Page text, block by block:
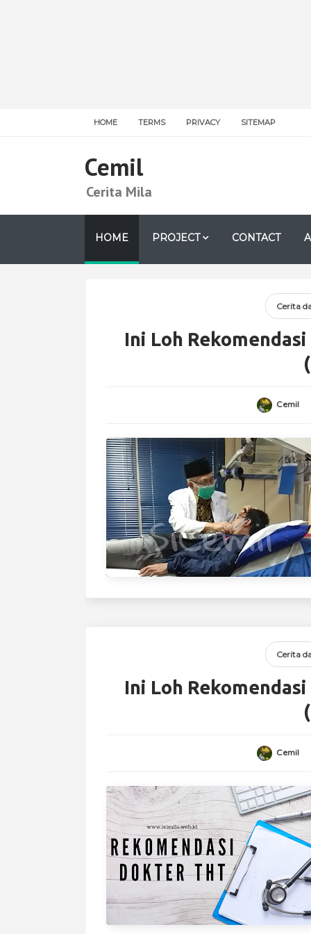
HOME TERMS PRIVACY SITEMAP
Cemil
Cerita Mila
HOME PROJECT CONTACT
Cerita
Ini Loh
Cemil
Cerita
Ini Loh
Cemil